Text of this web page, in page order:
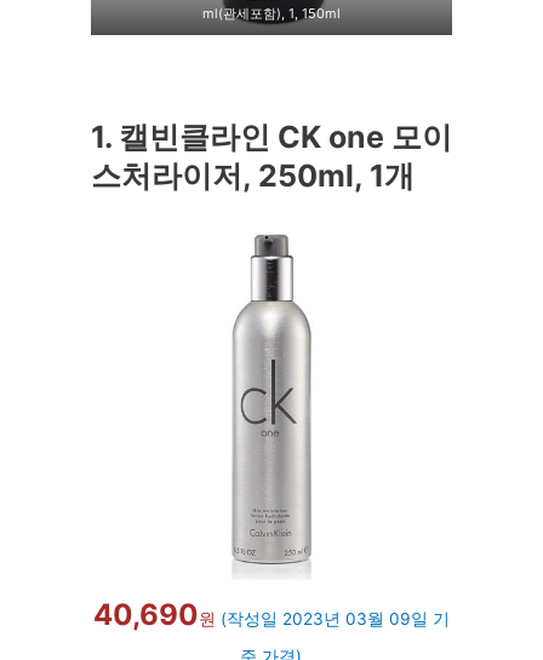
ml(관세포함), 1, 150ml
1. 캘빈클라인 CK one 모이
스처라이저, 250ml, 1개
40,690원 (작성일 2023년 03월 09일 기